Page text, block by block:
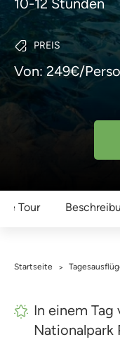
10-12 Stunden
PREIS
Von: 249€/
Tour
Startseite >
In einem Tag
Nationalpark